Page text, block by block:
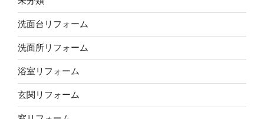
洗面台リフォーム
洗面所リフォーム
浴室リフォーム
玄関リフォーム